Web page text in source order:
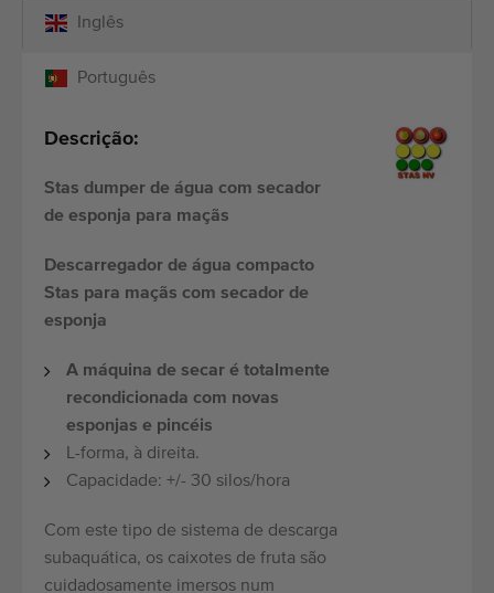
Português
Inglês
Descrição:
Stas dumper de água com secador
de esponja para maçãs
Descarregador de água compacto
Stas para maçãs com secador de
esponja
A máquina de secar é totalmente
recondicionada com novas
esponjas e pincéis
L-forma, à direita.
Capacidade: +/- 30 silos/hora
Com este tipo de sistema de descarga
subaquática, os caixotes de fruta são
cuidadosamente imersos num